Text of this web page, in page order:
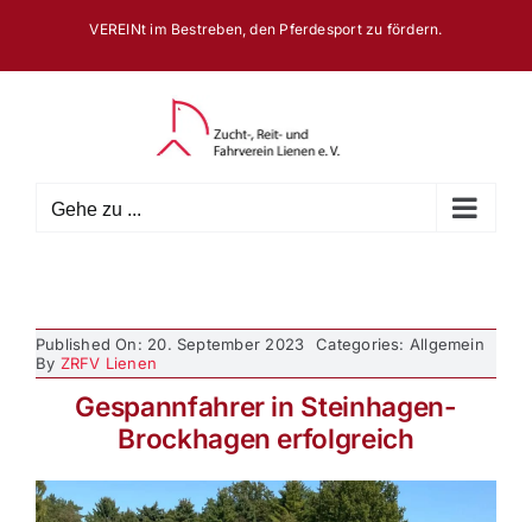
springen
VEREINt im Bestreben, den Pferdesport zu fördern.
Gehe zu ...
Published On: 20. September 2023
Categories: Allgemein
By ZRFV Lienen
Gespannfahrer in Steinhagen-
Brockhagen erfolgreich